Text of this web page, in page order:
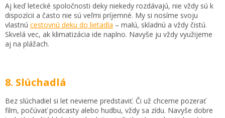
Aj keď letecké spoločnosti deky niekedy rozdávajú, nie vždy sú k
dispozícii a často nie sú veľmi príjemné. My si nosíme svoju
vlastnú cestovnú deku do lietadla – malú, skladnú a vždy čistú.
Skvelá vec, ak klimatizácia ide naplno. Navyše ju vždy využijeme
aj na plážach.
8. Slúchadlá
Bez slúchadiel si let nevieme predstaviť. Či už chceme pozerať
film, počúvať podcasty alebo hudbu, vždy sa zídu. Navyše dobre